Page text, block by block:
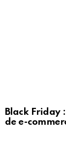
Black Friday
de e-